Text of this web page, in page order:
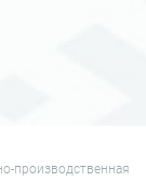
производственная